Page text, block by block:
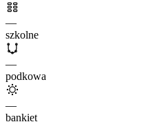
—
szkolne
—
podkowa
—
bankiet